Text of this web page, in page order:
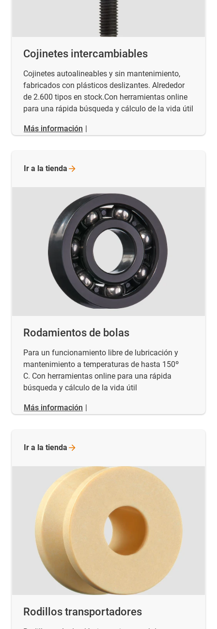
Cojinetes intercambiables
Cojinetes autoalineables y sin mantenimiento,
fabricados con plásticos deslizantes. Alrededor
de 2.600 tipos en stock.Con herramientas online
para una rápida búsqueda y cálculo de la vida útil
Más información |
Rodamientos de bolas
Para un funcionamiento libre de lubricación y
mantenimiento a temperaturas de hasta 150º
C. Con herramientas online para una rápida
búsqueda y cálculo de la vida útil
Más información |
Ir a la tienda
Rodillos transportadores
Ir a la tienda